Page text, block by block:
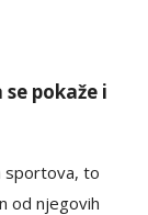
pokaže i
sportova, to
od njegovih